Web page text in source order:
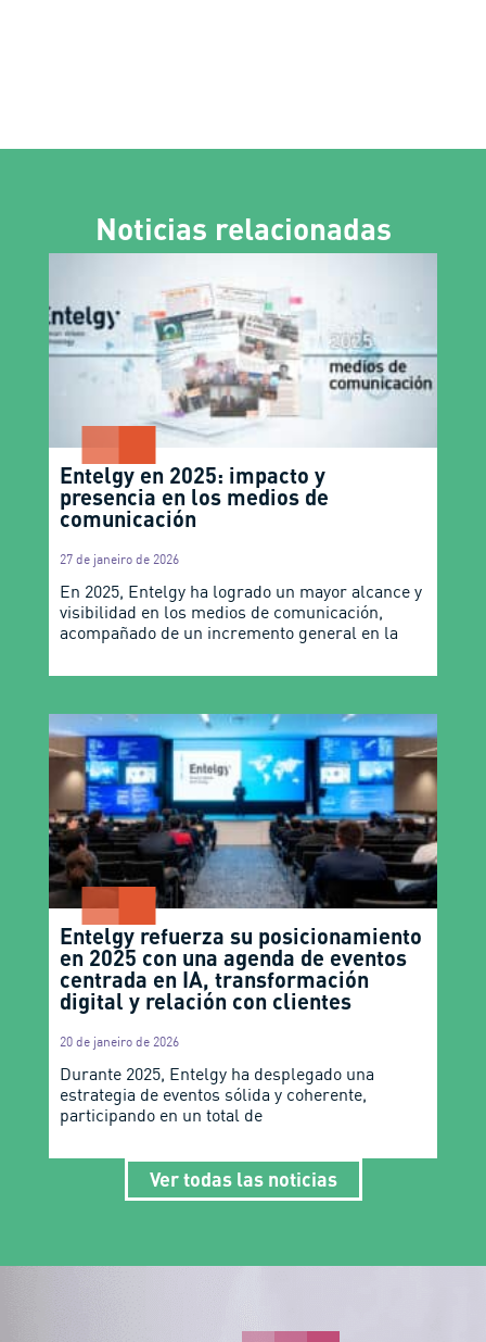
Noticias relacionadas
Entelgy en 2025: impacto y
presencia en los medios de
comunicación
27 de janeiro de 2026
En 2025, Entelgy ha logrado un mayor alcance y
visibilidad en los medios de comunicación,
acompañado de un incremento general en la
Entelgy refuerza su posicionamiento
en 2025 con una agenda de eventos
centrada en IA, transformación
digital y relación con clientes
20 de janeiro de 2026
Durante 2025, Entelgy ha desplegado una
estrategia de eventos sólida y coherente,
participando en un total de
Ver todas las noticias